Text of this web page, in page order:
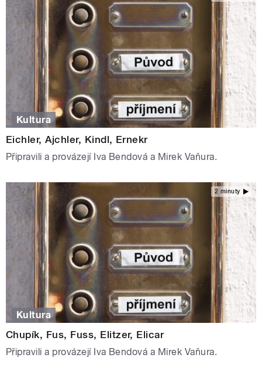
Kultura
Eichler, Ajchler, Kindl, Ernekr
Připravili a provázejí Iva Bendová a Mirek Vaňura.
2 minuty
Kultura
Chupík, Fus, Fuss, Elitzer, Elicar
Připravili a provázejí Iva Bendová a Mirek Vaňura.